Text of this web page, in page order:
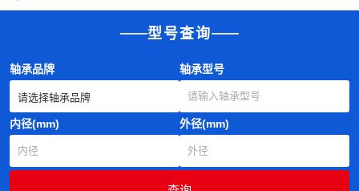
型号查询
轴承品牌 轴承型号
内径(mm) 外径(mm)